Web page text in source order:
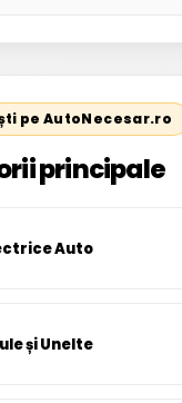
pe AutoNecesar.ro
principale
Auto
și Unelte